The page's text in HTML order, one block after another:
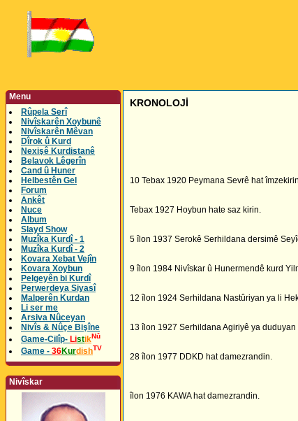
Menu
Rûpela Serî
Nivîskarên Xoybunê
Nivîskarên Mêvan
Dîrok û Kurd
Nexişê Kurdistanê
Belavok Lêgerîn
Cand û Huner
Helbestên Gel
Forum
Ankêt
Nuce
Album
Slayd Show
Muzîka Kurdî - 1
Muzîka Kurdî - 2
Kovara Xebat Vejîn
Kovara Xoybun
Pelgeyên bi Kurdî
Perwerdeya Siyasî
Malperên Kurdan
Li ser me
Arsiva Nûceyan
Nivîs & Nûçe Bişîne
Game-Cilîp- ListikNû
Game - 36KurdishTV
Nivîskar
KRONOLOJİ
10 Tebax 1920 Peymana Sevrê hat
Tebax 1927 Hoybun hate saz kirin.
5 îlon 1937 Serokê Serhildana dersimê
9 îlon 1984 Nivîskar û Hunermendê kurd
12 îlon 1924 Serhildana Nastûriyan ya li
13 îlon 1927 Serhildana Agiriyê ya duduyan
28 îlon 1977 DDKD hat damezrandin.
îlon 1976 KAWA hat damezrandin.